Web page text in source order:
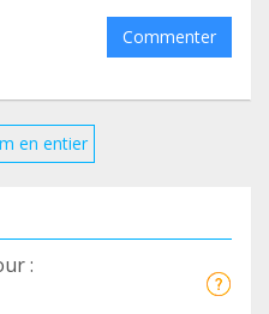
Commenter
en entier
: